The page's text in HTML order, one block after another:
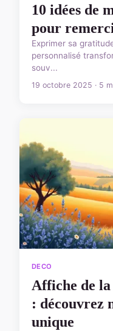
10 idées de
pour
Exprimer sa
personnalisé
souv...
19 octobre 2025 · 5
DECO
Affiche de
: découvrez
unique